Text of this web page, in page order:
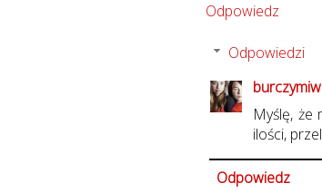
Odpowiedz
Odpowiedzi
Myślę,
ilości,
Odpowiedz